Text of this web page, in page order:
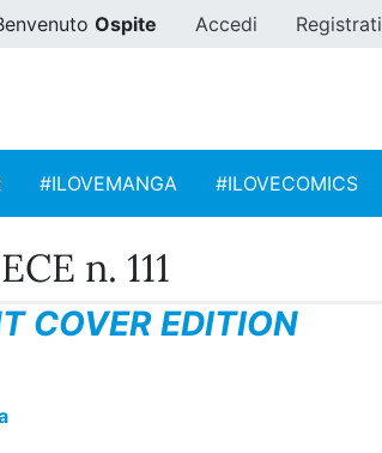
Ospite Accedi Registrati
#ILOVEMANGA #ILOVECOMICS
n. 111
COVER EDITION